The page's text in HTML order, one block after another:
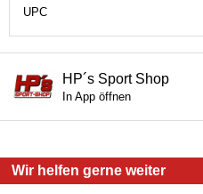
UPC
HP´s Sport Shop
In App öffnen
Wir helfen gerne weiter